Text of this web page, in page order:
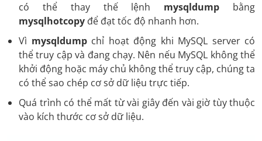
có thể thay thế lệnh mysqldump bằng
mysqlhotcopy để đạt tốc độ nhanh hơn.
Vì mysqldumpchỉ hoạt động khi MySQL server có
thể truy cập và đang chạy. Nên nếu MySQL không thể
khởi động hoặc máy chủ không thể truy cập, chúng ta
có thể sao chép cơ sở dữ liệu trực tiếp.
Quá trình có thể mất từ vài giây đến vài giờ tùy thuộc
vào kích thước cơ sở dữ liệu.